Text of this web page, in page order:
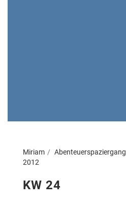
Miriam Abenteuerspaziergang
2012
KW 24